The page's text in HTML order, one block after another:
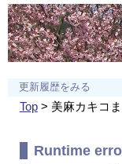
更新履歴をみる
Top> 美麻カキコ
Runtime